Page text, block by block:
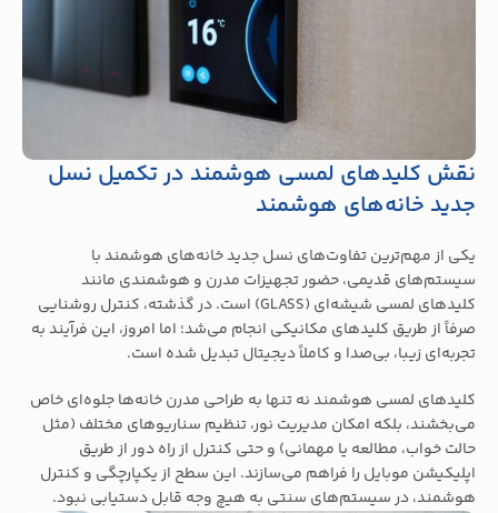
نقش کلیدهای لمسی هوشمند در تکمیل نسل
جدید خانه‌های هوشمند
یکی از مهم‌ترین تفاوت‌های نسل جدید خانه‌های هوشمند با
سیستم‌های قدیمی، حضور تجهیزات مدرن و هوشمندی مانند
کلیدهای لمسی شیشه‌ای (GLASS) است. در گذشته، کنترل روشنایی
صرفاً از طریق کلیدهای مکانیکی انجام می‌شد؛ اما امروز، این فرآیند به
تجربه‌ای زیبا، بی‌صدا و کاملاً دیجیتال تبدیل شده است.
کلیدهای لمسی هوشمند نه تنها به طراحی مدرن خانه‌ها جلوه‌ای خاص
می‌بخشند، بلکه امکان مدیریت نور، تنظیم سناریوهای مختلف (مثل
حالت خواب، مطالعه یا مهمانی) و حتی کنترل از راه دور از طریق
اپلیکیشن موبایل را فراهم می‌سازند. این سطح از یکپارچگی و کنترل
هوشمند، در سیستم‌های سنتی به هیچ وجه قابل دستیابی نبود.